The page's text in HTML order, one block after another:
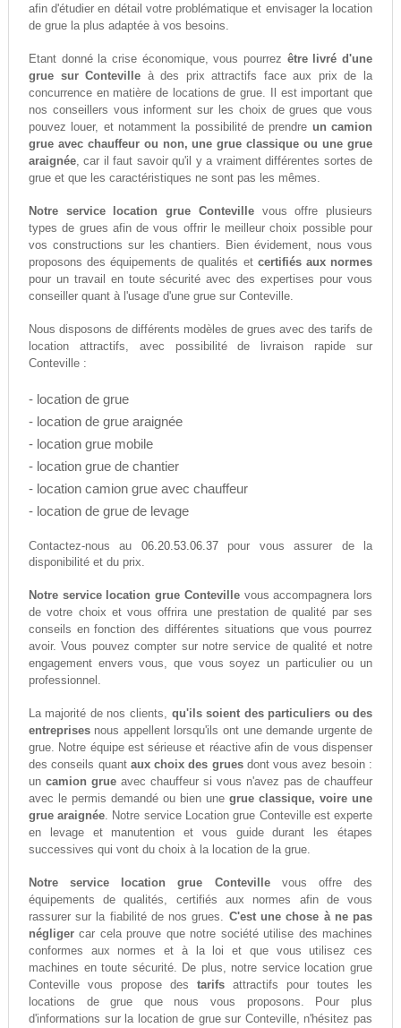
afin d'étudier en détail votre problématique et envisager la location
de grue la plus adaptée à vos besoins.
Etant donné la crise économique, vous pourrez être livré d'une
grue sur Conteville à des prix attractifs face aux prix de la
concurrence en matière de locations de grue. Il est important que
nos conseillers vous informent sur les choix de grues que vous
pouvez louer, et notamment la possibilité de prendre un camion
grue avec chauffeur ou non, une grue classique ou une grue
araignée, car il faut savoir qu'il y a vraiment différentes sortes de
grue et que les caractéristiques ne sont pas les mêmes.
Notre service location grue Contevillevous offre plusieurs
types de grues afin de vous offrir le meilleur choix possible pour
vos constructions sur les chantiers. Bien évidement, nous vous
proposons des équipements de qualités et certifiés aux normes
pour un travail en toute sécurité avec des expertises pour vous
conseiller quant à l'usage d'une grue sur Conteville.
Nous disposons de différents modèles de grues avec des tarifs de
location attractifs, avec possibilité de livraison rapide sur
Conteville :
- location de grue
- location de grue araignée
- location grue mobile
- location grue de chantier
- location camion grue avec chauffeur
- location de grue de levage
Contactez-nous au 06.20.53.06.37pour vous assurer de la
disponibilité et du prix.
Notre service location grue Contevillevous accompagnera lors
de votre choix et vous offrira une prestation de qualité par ses
conseils en fonction des différentes situations que vous pourrez
avoir. Vous pouvez compter sur notre service de qualité et notre
engagement envers vous, que vous soyez un particulier ou un
professionnel.
La majorité de nos clients, qu'ils soient des particuliers ou des
entreprisesnous appellent lorsqu'ils ont une demande urgente de
grue. Notre équipe est sérieuse et réactive afin de vous dispenser
des conseils quant aux choix des gruesdont vous avez besoin :
un camion grueavec chauffeur si vous n'avez pas de chauffeur
avec le permis demandé ou bien unegrue classique, voire une
grue araignée. Notre service Location grue Conteville est experte
en levage et manutention et vous guide durant les étapes
successives qui vont du choix à la location de la grue.
Notre service location grue Contevillevous offre des
équipements de qualités, certifiés aux normes afin de vous
rassurer sur la fiabilité de nos grues. C'est une chose à ne pas
négligercar cela prouve que notre société utilise des machines
conformes aux normes et à la loi et que vous utilisez ces
machines en toute sécurité. De plus, notre service location grue
Conteville vous propose des tarifs attractifs pour toutes les
locations de grue que nous vous proposons. Pour plus
d'informations sur la location de grue sur Conteville, n'hésitez pas